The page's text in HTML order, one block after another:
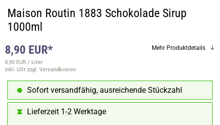
Maison Routin 1883 Schokolade Sirup
1000ml
8,90 EUR*
8,90 EUR / Liter
inkl. USt zzgl. Versandkosten
Mehr Produktdetails
Sofort versandfähig, ausreichende Stückzahl
Lieferzeit 1-2 Werktage